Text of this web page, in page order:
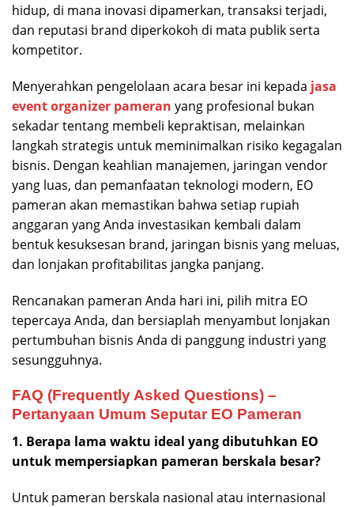
hidup, di mana inovasi dipamerkan, transaksi terjadi,
dan reputasi brand diperkokoh di mata publik serta
kompetitor.
Menyerahkan pengelolaan acara besar ini kepada jasa
event organizer pameran yang profesional bukan
sekadar tentang membeli kepraktisan, melainkan
langkah strategis untuk meminimalkan risiko kegagalan
bisnis. Dengan keahlian manajemen, jaringan vendor
yang luas, dan pemanfaatan teknologi modern, EO
pameran akan memastikan bahwa setiap rupiah
anggaran yang Anda investasikan kembali dalam
bentuk kesuksesan brand, jaringan bisnis yang meluas,
dan lonjakan profitabilitas jangka panjang.
Rencanakan pameran Anda hari ini, pilih mitra EO
tepercaya Anda, dan bersiaplah menyambut lonjakan
pertumbuhan bisnis Anda di panggung industri yang
sesungguhnya.
FAQ (Frequently Asked Questions) –
Pertanyaan Umum Seputar EO Pameran
1. Berapa lama waktu ideal yang dibutuhkan EO
untuk mempersiapkan pameran berskala besar?
Untuk pameran berskala nasional atau internasional